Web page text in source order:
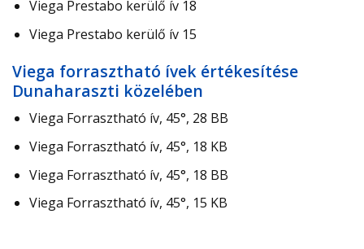
Viega Prestabo kerülő ív 18
Viega Prestabo kerülő ív 15
Viega forrasztható ívek értékesítése
Dunaharaszti közelében
Viega Forrasztható ív, 45°, 28 BB
Viega Forrasztható ív, 45°, 18 KB
Viega Forrasztható ív, 45°, 18 BB
Viega Forrasztható ív, 45°, 15 KB